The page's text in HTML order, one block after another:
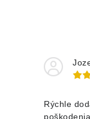
Rýchle